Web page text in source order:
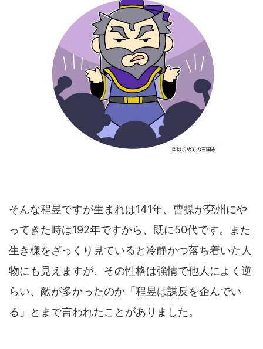
そんな程昱ですが生まれは141年、曹操が兗州にや
ってきた時は192年ですから、既に50代です。また
生き様をざっくり見ていると冷静かつ落ち着いた人
物にも見えますが、その性格は強情で他人によく逆
らい、敵が多かったのか「程昱は謀反を企んでい
る」とまで言われたことがありました。